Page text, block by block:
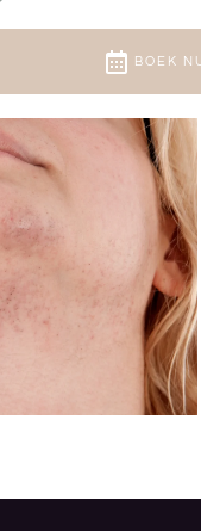
BOEK